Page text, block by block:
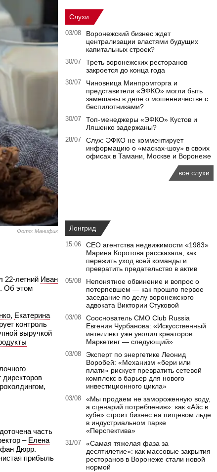
Фото: Манифик
22‑летний Иван
Об этом
, Екатерина
контроль
выручкой
директоров
часть
– Елена
Дюрр.
прибыль
Слухи
03/08
Воронежский бизнес ждет
централизации властями будущих
капитальных строек?
30/07
Треть воронежских ресторанов
закроется до конца года
30/07
Чиновница Минпромторга и
представители «ЭФКО» могли быть
замешаны в деле о мошенничестве с
беспилотниками?
30/07
Топ-менеджеры «ЭФКО» Кустов и
Ляшенко задержаны?
28/07
Слух: ЭФКО не комментирует
информацию о «масках-шоу» в своих
офисах в Тамани, Москве и Воронеже
все слухи
Лонгрид
15:06
CEO агентства недвижимости «1983»
Марина Коротова рассказала, как
пережить уход всей команды и
превратить предательство в актив
05/08
Непонятное обвинение и вопрос о
потерпевшем — как прошло первое
заседание по делу воронежского
адвоката Виктории Стуковой
03/08
Сооснователь CMO Club Russia
Евгения Чурбанова: «Искусственный
интеллект уже уволил креаторов.
Маркетинг — следующий»
03/08
Эксперт по энергетике Леонид
Воробей: «Механизм «бери или
плати» рискует превратить сетевой
комплекс в барьер для нового
инвестиционного цикла»
03/08
«Мы продаем не замороженную воду,
а сценарий потребления»: как «Айс в
кубе» строит бизнес на пищевом льде
в индустриальном парке
«Перспектива»
31/07
«Самая тяжелая фаза за
десятилетие»: как массовые закрытия
ресторанов в Воронеже стали новой
нормой